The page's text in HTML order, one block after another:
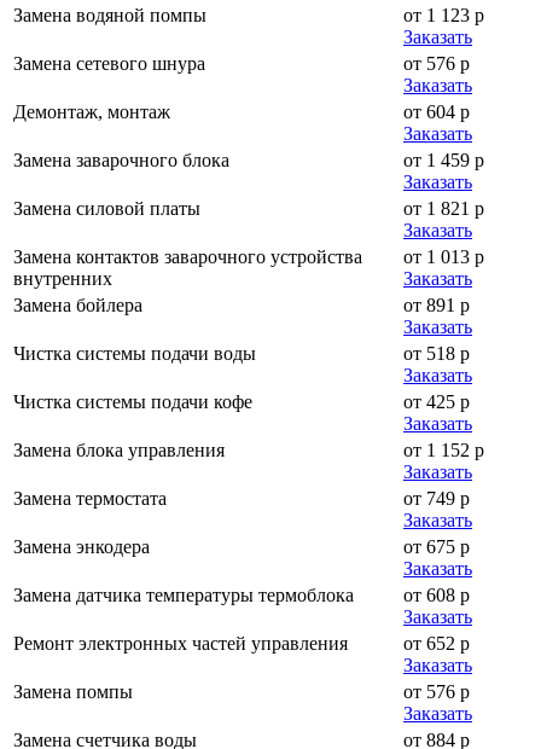
Замена водяной помпы
от 1 123 р
Заказать
Замена сетевого шнура
от 576 р
Заказать
Демонтаж, монтаж
от 604 р
Заказать
Замена заварочного блока
от 1 459 р
Заказать
Замена силовой платы
от 1 821 р
Заказать
Замена контактов заварочного устройства
внутренних
от 1 013 р
Заказать
Замена бойлера
от 891 р
Заказать
Чистка системы подачи воды
от 518 р
Заказать
Чистка системы подачи кофе
от 425 р
Заказать
Замена блока управления
от 1 152 р
Заказать
Замена термостата
от 749 р
Заказать
Замена энкодера
от 675 р
Заказать
Замена датчика температуры термоблока
от 608 р
Заказать
Ремонт электронных частей управления
от 652 р
Заказать
Замена помпы
от 576 р
Заказать
Замена счетчика воды
от 884 р